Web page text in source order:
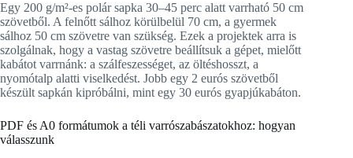
Egy 200 g/m²-es polár sapka 30–45 perc alatt varrható 50 cm
szövetből. A felnőtt sálhoz körülbelül 70 cm, a gyermek
sálhoz 50 cm szövetre van szükség. Ezek a projektek arra is
szolgálnak, hogy a vastag szövetre beállítsuk a gépet, mielőtt
kabátot varrnánk: a szálfeszességet, az öltéshosszt, a
nyomótalp alatti viselkedést. Jobb egy 2 eurós szövetből
készült sapkán kipróbálni, mint egy 30 eurós gyapjúkabáton.
PDF és A0 formátumok a téli varrószabászatokhoz: hogyan
válasszunk